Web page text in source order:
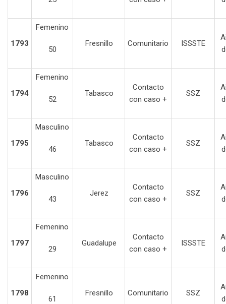
1793
Femenino
50
Fresnillo Comunitario ISSSTE
1794
Femenino
52
Tabasco
Contacto
con caso +
SSZ
1795
Masculino
46
Tabasco
Contacto
con caso +
SSZ
1796
Masculino
43
Jerez
Contacto
con caso +
SSZ
1797
Femenino
29
Guadalupe
Contacto
con caso +
ISSSTE
1798
Femenino
61
Fresnillo Comunitario SSZ